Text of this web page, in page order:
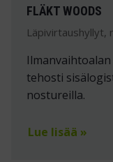
FLÄKT WOODS
Läpivirtaushyllyt,
tehosti
nostureilla.
Lue lisää »